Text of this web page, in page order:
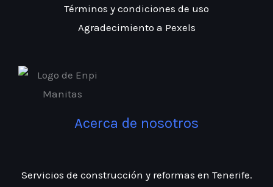
Términos y condiciones de uso
Agradecimiento a Pexels
Acerca de nosotros
Servicios de construcción y reformas en Tenerife.